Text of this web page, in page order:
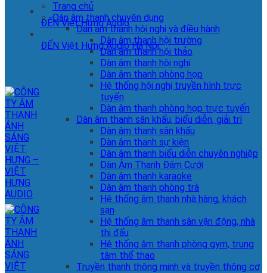
ĐẾN Việt Hưng Audio
ĐẾN Việt Hưng Audio Hà Nội
Trang chủ
Dàn âm thanh chuyên dụng
Dàn âm thanh hội nghị và điều hành
Dàn âm thanh hội trường
Dàn âm thanh hội thảo
Dàn âm thanh hội nghị
Dàn âm thanh phòng họp
Hệ thống hội nghị truyền hình trực
tuyến
Dàn âm thanh phòng họp trực tuyến
Dàn âm thanh sân khấu, biểu diễn, giải trí
Dàn âm thanh sân khấu
Dàn âm thanh sự kiện
Dàn âm thanh biểu diễn chuyên nghiệp
Dàn Âm Thanh Đám Cưới
Dàn âm thanh karaoke
Dàn âm thanh phòng trà
Hệ thống âm thanh nhà hàng, khách
sạn
Hệ thống âm thanh sân vận động, nhà
thi đấu
Hệ thống âm thanh phòng gym, trung
tâm thể thao
Truyền thanh thông minh và truyền thông cơ